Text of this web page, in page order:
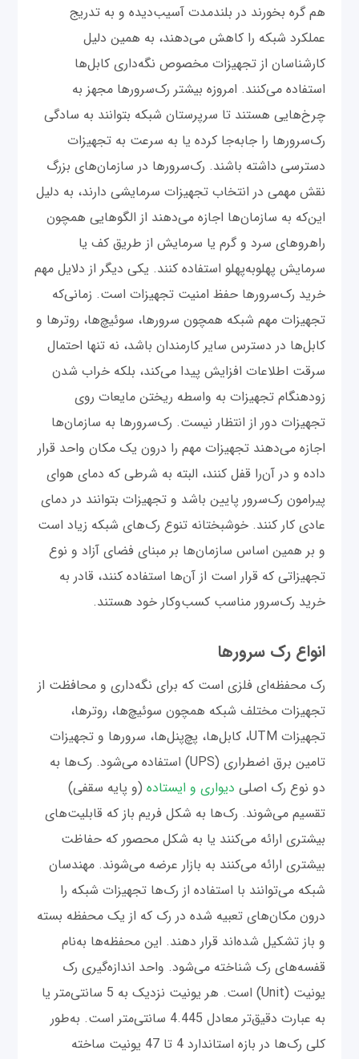
هم گره بخورند در بلندمدت آسیب‌دیده و به تدریج
عملکرد شبکه را کاهش می‌دهند، به همین دلیل
کارشناسان از تجهیزات مخصوص نگه‌داری کابل‌ها
استفاده می‌کنند. امروزه بیشتر رک‌سرورها مجهز به
چرخ‌هایی هستند تا سرپرستان شبکه بتوانند به سادگی
رک‌سرورها را جابه‌جا کرده یا به سرعت به تجهیزات
دسترسی داشته باشند. رک‌سرورها در سازمان‌های بزرگ
نقش مهمی در انتخاب تجهیزات سرمایشی دارند، به دلیل
این‌که به سازمان‌ها اجازه می‌دهند از الگوهایی همچون
راهروهای سرد و گرم یا سرمایش از طریق کف یا
سرمایش پهلو‌به‌پهلو استفاده کنند. یکی دیگر از دلایل مهم
خرید رک‌سرورها حفظ امنیت تجهیزات است. زمانی‌که
تجهیزات مهم شبکه همچون سرورها، سوئیچ‌ها، روترها و
کابل‌ها در دسترس سایر کارمندان باشد، نه تنها احتمال
سرقت اطلاعات افزایش پیدا می‌کند، بلکه خراب شدن
زودهنگام تجهیزات به واسطه ریختن مایعات روی
تجهیزات دور از انتظار نیست. رک‌سرور‌ها به سازمان‌ها
اجازه می‌دهند تجهیزات مهم را درون یک مکان واحد قرار
داده و در آن‌را قفل کنند، البته به شرطی که دمای هوای
پیرامون رک‌سرور پایین باشد و تجهیزات بتوانند در دمای
عادی کار کنند. خوشبختانه تنوع رک‌‌های شبکه زیاد است
و بر همین اساس سازمان‌ها بر مبنای فضای آزاد و نوع
تجهیزاتی که قرار است از آن‌ها استفاده کنند، قادر به
خرید رک‌سرور مناسب کسب‌وکار خود هستند.
انواع رک سرورها
رک محفظه‌ای فلزی است که برای نگه‌داری و محافظت از
تجهیزات مختلف شبکه همچون سوئیچ‌ها، روترها،
تجهیزات UTM، کابل‌ها، پچ‌پنل‌ها، سرورها و تجهیزات
تامین برق اضطراری (UPS) استفاده می‌شود. رک‌ها به
دو نوع رک اصلی دیواری و ایستاده (و پایه سقفی)
تقسیم می‌شوند. رک‌ها به شکل فریم باز که قابلیت‌های
بیشتری ارائه می‌کنند یا به شکل محصور که حفاظت
بیشتری ارائه می‌کنند به بازار عرضه می‌شوند. مهندسان
شبکه می‌توانند با استفاده از رک‌ها تجهیزات شبکه را
درون مکان‌های تعبیه شده در رک که از یک محفظه‌ بسته
و باز تشکیل شده‌اند قرار دهند. این محفظه‌ها به‌نام
قفسه‌های رک شناخته می‌شود. واحد اندازه‌گیری رک
یونیت (Unit) است. هر یونیت نزدیک به 5 سانتی‌متر یا
به عبارت دقیق‌تر معادل 4.445 سانتی‌متر است. به‌طور
کلی رک‌ها در بازه استاندارد 4 تا 47 یونیت ساخته